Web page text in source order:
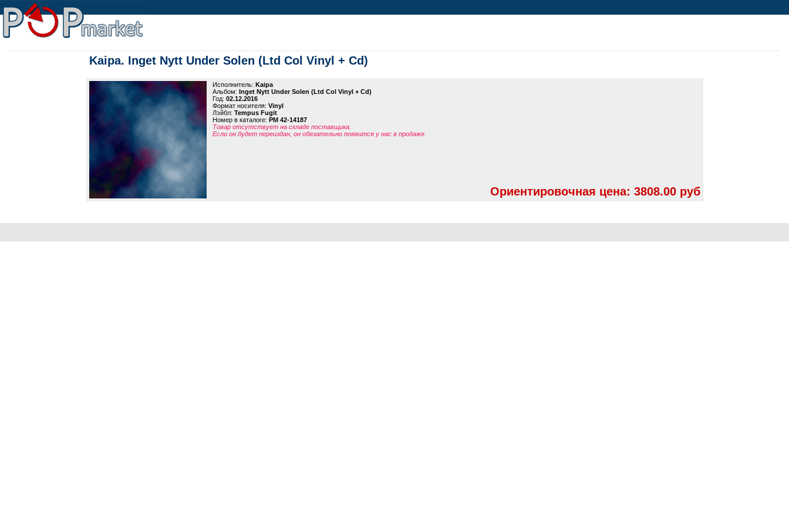
Kaipa. Inget Nytt Under Solen (Ltd Col Vinyl + Cd)
Исполнитель: Kaipa
Альбом: Inget Nytt Under Solen (Ltd Col Vinyl + Cd)
Год: 02.12.2016
Формат носителя: Vinyl
Лэйбл: Tempus Fugit
Номер в каталоге: PM 42-14187
Товар отсутствует на складе поставщика.
Если он будет переиздан, он обязательно появится у нас в продаже.
Ориентировочная цена: 3808.00 руб